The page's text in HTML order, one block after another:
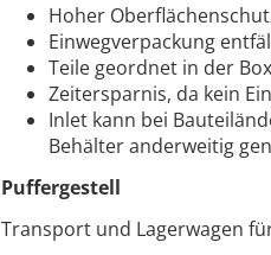
Hoher
Einwegverpackung
Teile geordnet in der Box
Zeitersparnis, da kein
Inlet kann bei
Behälter anderweitig
Puffergestell
Transport und Lagerwagen